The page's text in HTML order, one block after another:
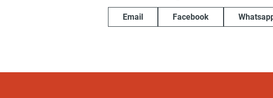
Email Facebook